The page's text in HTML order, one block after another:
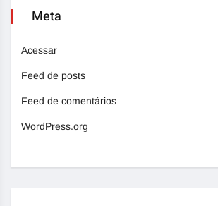
Meta
Acessar
Feed de posts
Feed de comentários
WordPress.org